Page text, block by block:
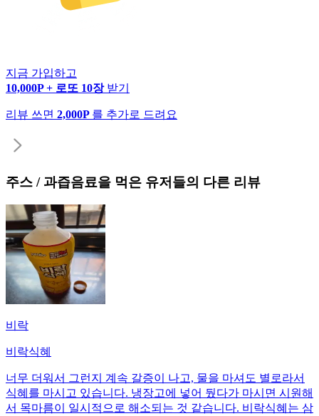
지금 가입하고
10,000P + 로또 10장 받기
리뷰 쓰면 2,000P 를 추가로 드려요
주스 / 과즙음료을 먹은 유저들의 다른 리뷰
비락
비락식혜
너무 더워서 그런지 계속 갈증이 나고, 물을 마셔도 별로라서
식혜를 마시고 있습니다. 냉장고에 넣어 뒀다가 마시면 시원해
서 목마름이 일시적으로 해소되는 것 같습니다. 비락식혜는 삼